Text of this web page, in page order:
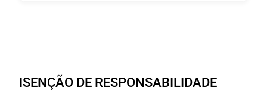
ISENÇÃO DE RESPONSABILIDADE